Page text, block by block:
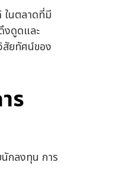
นตลาดที่มี
งดูดและ
สัยทัศน์ของ
ร
กลงทุน การ